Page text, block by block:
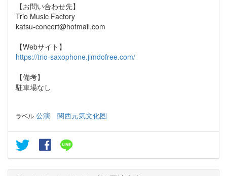
【お問い合わせ先】
Trio Music Factory
katsu-concert@hotmail.com
【Webサイト】
https://trio-saxophone.jimdofree.com/
【備考】
駐車場なし
ラベル 公演 関西元気文化圏